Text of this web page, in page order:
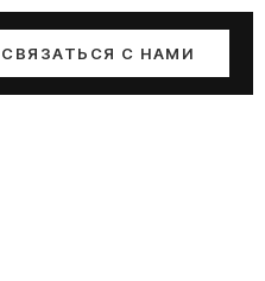
СВЯЗАТЬСЯ С НАМИ